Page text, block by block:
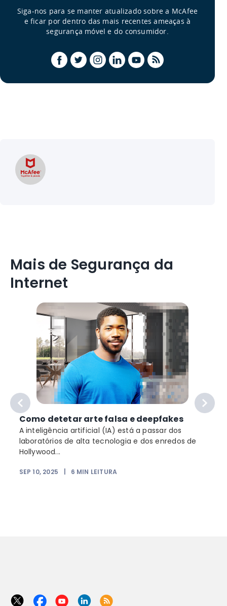
Siga-nos para se manter atualizado sobre a McAfee
e ficar por dentro das mais recentes ameaças à
segurança móvel e do consumidor.
Mais de Segurança da
Internet
Como detetar arte falsa e deepfakes
A inteligência artificial (IA) está a passar dos
laboratórios de alta tecnologia e dos enredos de
Hollywood...
SEP 10, 2025 6 MIN LEITURA